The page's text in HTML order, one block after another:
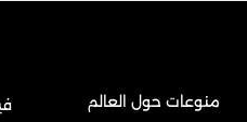
منوعات حول العالم